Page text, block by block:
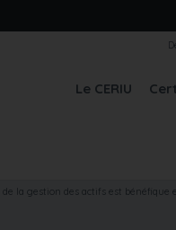
Le CERIU
la gestion des actifs est